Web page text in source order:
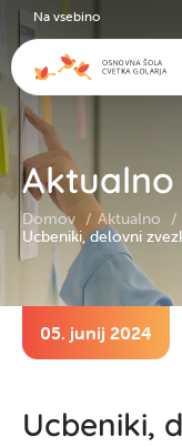
Aktualno
Domov
Aktualno
Ucbeniki, delovni
05. junij 2024
Ucbeniki,
Na vsebino